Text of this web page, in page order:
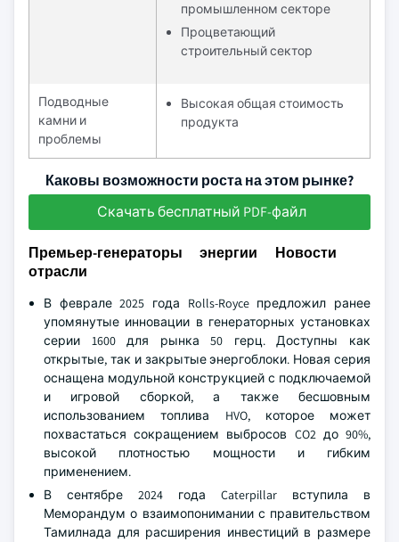
промышленном секторе
Процветающий
строительный сектор
Подводные
камни и
проблемы
Высокая общая стоимость
продукта
Каковы возможности роста на этом рынке?
Скачать бесплатный PDF-файл
Премьер-генераторы энергии Новости
отрасли
В феврале 2025 года Rolls-Royce предложил ранее
упомянутые инновации в генераторных установках
серии 1600 для рынка 50 герц. Доступны как
открытые, так и закрытые энергоблоки. Новая серия
оснащена модульной конструкцией с подключаемой
и игровой сборкой, а также бесшовным
использованием топлива HVO, которое может
похвастаться сокращением выбросов CO2 до 90%,
высокой плотностью мощности и гибким
применением.
В сентябре 2024 года Caterpillar вступила в
Меморандум о взаимопонимании с правительством
Тамилнада для расширения инвестиций в размере